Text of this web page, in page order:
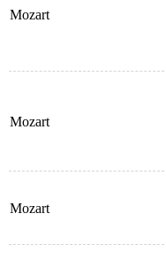
Mozart
Mozart
Mozart